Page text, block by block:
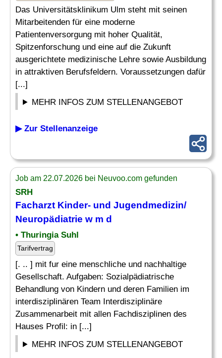
Das Universitätsklinikum Ulm steht mit seinen
Mitarbeitenden für eine moderne
Patientenversorgung mit hoher Qualität,
Spitzenforschung und eine auf die Zukunft
ausgerichtete medizinische Lehre sowie Ausbildung
in attraktiven Berufsfeldern. Voraussetzungen dafür
[...]
MEHR INFOS ZUM STELLENANGEBOT
▶ Zur Stellenanzeige
Job am 22.07.2026 bei Neuvoo.com gefunden
SRH
Facharzt Kinder- und Jugendmedizin/
Neuropädiatrie w m d
• Thuringia Suhl
Tarifvertrag
[. .. ] mit fur eine menschliche und nachhaltige
Gesellschaft. Aufgaben: Sozialpädiatrische
Behandlung von Kindern und deren Familien im
interdisziplinären Team Interdisziplinäre
Zusammenarbeit mit allen Fachdisziplinen des
Hauses Profil: in [...]
MEHR INFOS ZUM STELLENANGEBOT